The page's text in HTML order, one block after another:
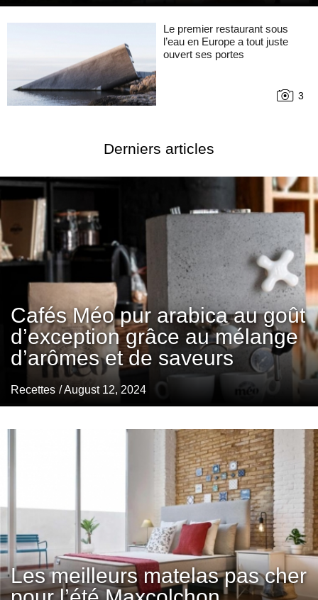
Le premier restaurant sous
l’eau en Europe a tout juste
ouvert ses portes
3
Derniers articles
Cafés Méo pur arabica au goût
d’exception grâce au mélange
d’arômes et de saveurs
Recettes / August 12, 2024
Les meilleurs matelas pas cher